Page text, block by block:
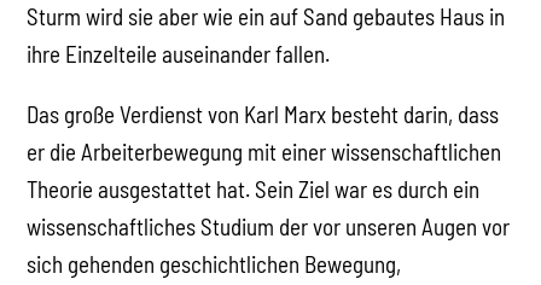
Sturm wird sie aber wie ein auf Sand gebautes Haus in
ihre Einzelteile auseinander fallen.
Das große Verdienst von Karl Marx besteht darin, dass
er die Arbeiterbewegung mit einer wissenschaftlichen
Theorie ausgestattet hat. Sein Ziel war es durch ein
wissenschaftliches Studium der vor unseren Augen vor
sich gehenden geschichtlichen Bewegung,